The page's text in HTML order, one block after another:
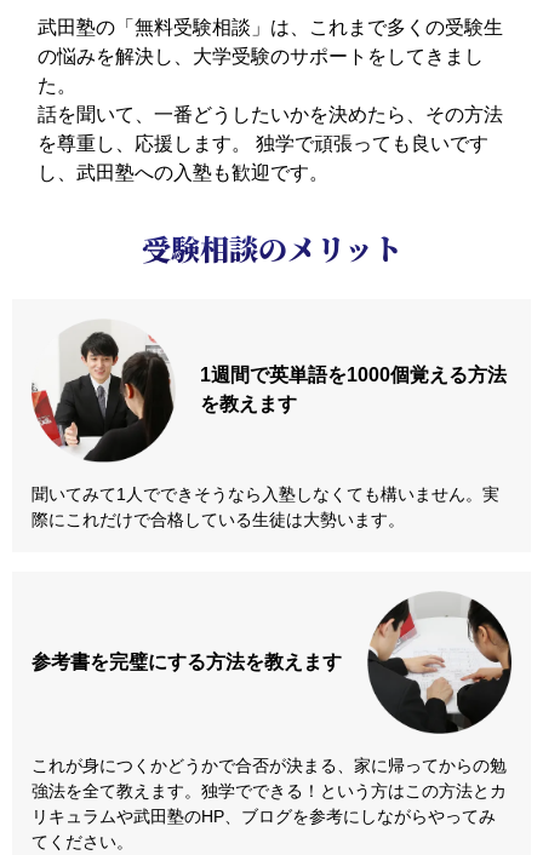
武田塾の「無料受験相談」は、これまで多くの受験生
の悩みを解決し、大学受験のサポートをしてきまし
た。
話を聞いて、一番どうしたいかを決めたら、その方法
を尊重し、応援します。
独学で頑張っても良いです
し、武田塾への入塾も歓迎です。
受験相談のメリット
1週間で英単語を1000個覚える方法
を教えます
聞いてみて1人でできそうなら入塾しなくても構いません。実
際にこれだけで合格している生徒は大勢います。
参考書を完璧にする方法を教えます
これが身につくかどうかで合否が決まる、家に帰ってからの勉
強法を全て教えます。独学でできる！という方はこの方法とカ
リキュラムや武田塾のHP、ブログを参考にしながらやってみ
てください。